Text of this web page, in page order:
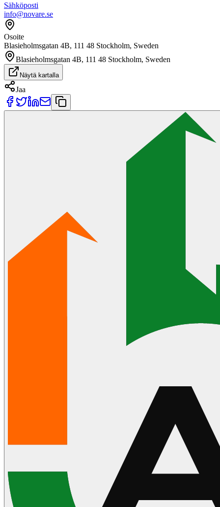
Sähköposti
info@novare.se
Osoite
Blasieholmsgatan 4B, 111 48 Stockholm, Sweden
Blasieholmsgatan 4B, 111 48 Stockholm, Sweden
Näytä kartalla
Jaa